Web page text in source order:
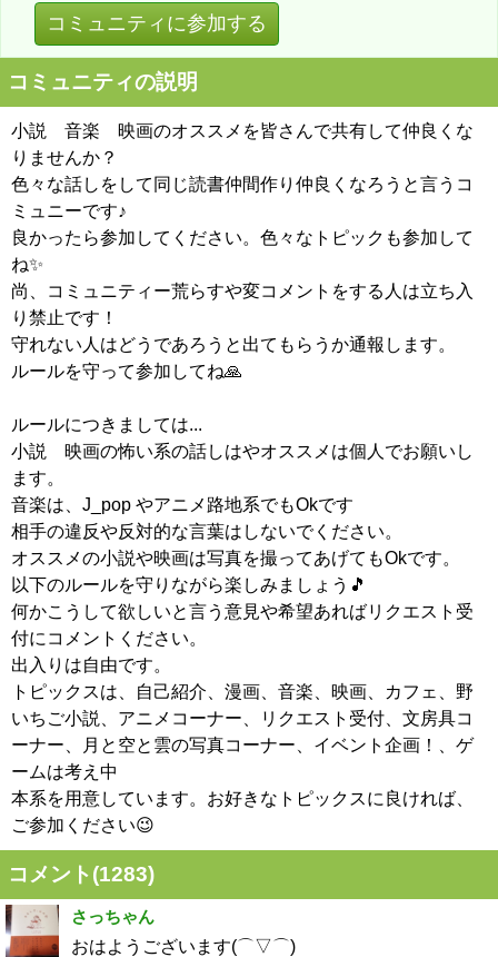
コミュニティに参加する
コミュニティの説明
小説 音楽 映画のオススメを皆さんで共有して仲良くな
りませんか？
色々な話しをして同じ読書仲間作り仲良くなろうと言うコ
ミュニーです♪
良かったら参加してください。色々なトピックも参加して
ね✨
尚、コミュニティー荒らすや変コメントをする人は立ち入
り禁止です！
守れない人はどうであろうと出てもらうか通報します。
ルールを守って参加してね🙏
ルールにつきましては...
小説 映画の怖い系の話しはやオススメは個人でお願いし
ます。
音楽は、J_pop やアニメ路地系でもOkです
相手の違反や反対的な言葉はしないでください。
オススメの小説や映画は写真を撮ってあげてもOkです。
以下のルールを守りながら楽しみましょう🎵
何かこうして欲しいと言う意見や希望あればリクエスト受
付にコメントください。
出入りは自由です。
トピックスは、自己紹介、漫画、音楽、映画、カフェ、野
いちご小説、アニメコーナー、リクエスト受付、文房具コ
ーナー、月と空と雲の写真コーナー、イベント企画！、ゲ
ームは考え中
本系を用意しています。お好きなトピックスに良ければ、
ご参加ください😉
コメント(1283)
さっちゃん
おはようございます(⌒▽⌒)